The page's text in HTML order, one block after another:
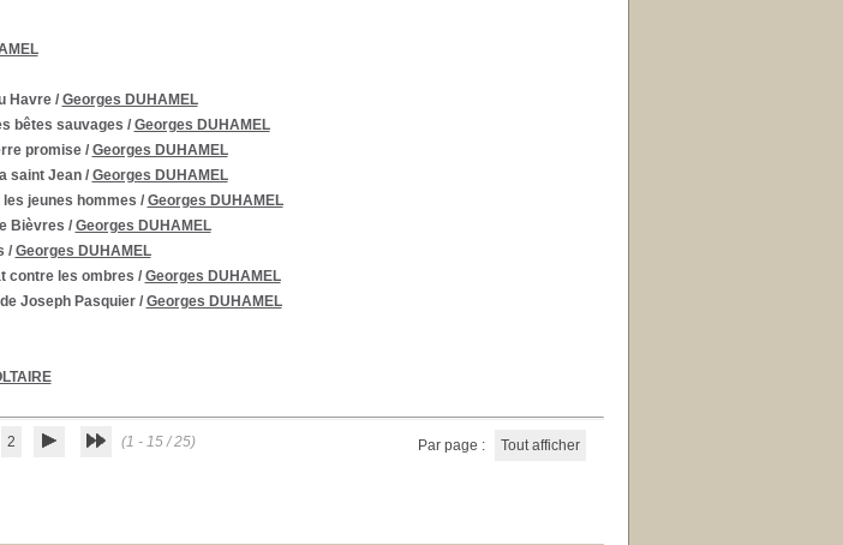
Havre/ Georges DUHAMEL
bêtes sauvages / Georges DUHAMEL
promise/ Georges DUHAMEL
saint Jean/ Georges DUHAMEL
les jeunes hommes / Georges DUHAMEL
Bièvres / Georges DUHAMEL
/ Georges DUHAMEL
contre les ombres / Georges DUHAMEL
Joseph Pasquier/ Georges DUHAMEL
2 (1 - 15 / 25) Par page : Tout afficher